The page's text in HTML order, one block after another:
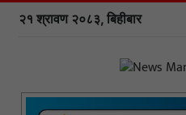
२१ श्रावण २०८३, बिहीबार